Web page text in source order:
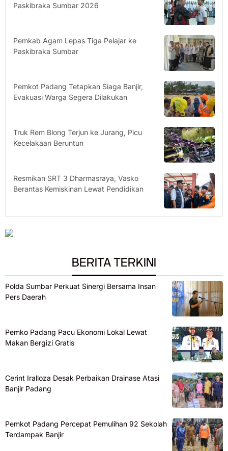
Paskibraka Sumbar 2026
Pemkab Agam Lepas Tiga Pelajar ke
Paskibraka Sumbar
Pemkot Padang Tetapkan Siaga Banjir,
Evakuasi Warga Segera Dilakukan
Truk Rem Blong Terjun ke Jurang, Picu
Kecelakaan Beruntun
Resmikan SRT 3 Dharmasraya, Vasko
Berantas Kemiskinan Lewat Pendidikan
BERITA TERKINI
Polda Sumbar Perkuat Sinergi Bersama Insan
Pers Daerah
Pemko Padang Pacu Ekonomi Lokal Lewat
Makan Bergizi Gratis
Cerint Iralloza Desak Perbaikan Drainase Atasi
Banjir Padang
Pemkot Padang Percepat Pemulihan 92 Sekolah
Terdampak Banjir